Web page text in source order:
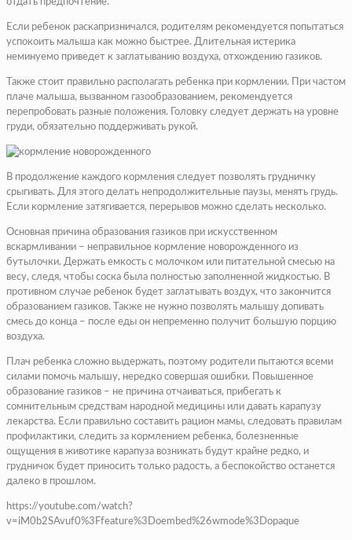
отдать предпочтение.
Если ребенок раскапризничался, родителям рекомендуется попытаться
успокоить малыша как можно быстрее. Длительная истерика
неминуемо приведет к заглатыванию воздуха, отхождению газиков.
Также стоит правильно располагать ребенка при кормлении. При частом
плаче малыша, вызванном газообразованием, рекомендуется
перепробовать разные положения. Головку следует держать на уровне
груди, обязательно поддерживать рукой.
В продолжение каждого кормления следует позволять грудничку
срыгивать. Для этого делать непродолжительные паузы, менять грудь.
Если кормление затягивается, перерывов можно сделать несколько.
Основная причина образования газиков при искусственном
вскармливании – неправильное кормление новорожденного из
бутылочки. Держать емкость с молочком или питательной смесью на
весу, следя, чтобы соска была полностью заполненной жидкостью. В
противном случае ребенок будет заглатывать воздух, что закончится
образованием газиков. Также не нужно позволять малышу допивать
смесь до конца – после еды он непременно получит большую порцию
воздуха.
Плач ребенка сложно выдержать, поэтому родители пытаются всеми
силами помочь малышу, нередко совершая ошибки. Повышенное
образование газиков – не причина отчаиваться, прибегать к
сомнительным средствам народной медицины или давать карапузу
лекарства. Если правильно составить рацион мамы, следовать правилам
профилактики, следить за кормлением ребенка, болезненные
ощущения в животике карапуза возникать будут крайне редко, и
грудничок будет приносить только радость, а беспокойство останется
далеко в прошлом.
https://youtube.com/watch?
v=iM0b2SAvuf0%3Ffeature%3Doembed%26wmode%3Dopaque